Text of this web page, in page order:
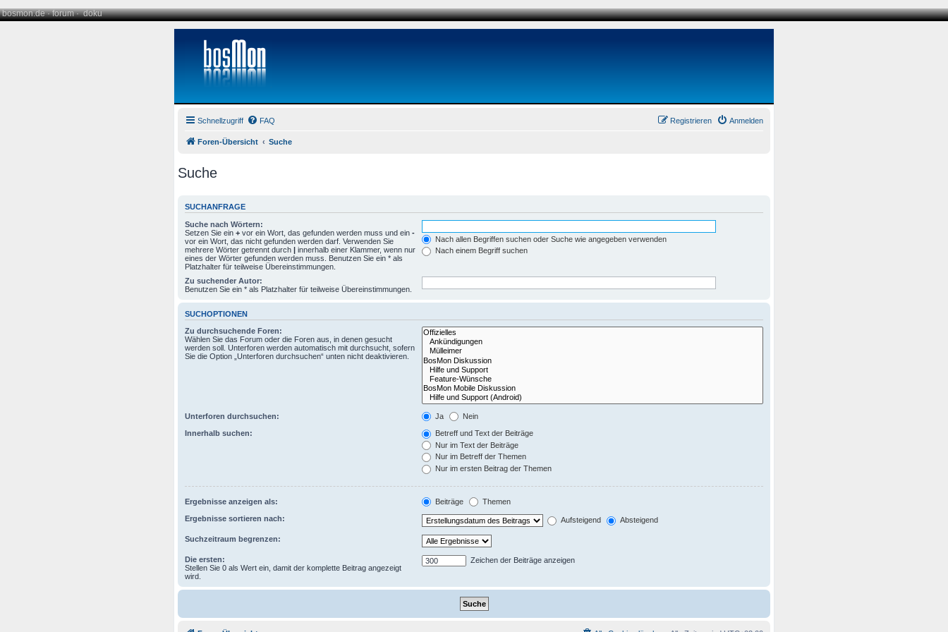
bosmon.de·forum·doku
Schnellzugriff FAQ Anmelden
Registrieren
Foren-Übersicht Suche
Suche
SUCHANFRAGE
Suche nach Wörtern:
Setzen Sie ein + vor ein Wort, das gefunden werden muss und ein -
vor ein Wort, das nicht gefunden werden darf. Verwenden Sie
mehrere Wörter getrennt durch | innerhalb einer Klammer, wenn nur
eines der Wörter gefunden werden muss. Benutzen Sie ein * als
Platzhalter für teilweise Übereinstimmungen.
Nach allen Begriffen suchen oder Suche wie angegeben verwenden
Nach einem Begriff suchen
Zu suchender Autor:
Benutzen Sie ein * als Platzhalter für teilweise Übereinstimmungen.
SUCHOPTIONEN
Zu durchsuchende Foren:
Wählen Sie das Forum oder die Foren aus, in denen gesucht
werden soll. Unterforen werden automatisch mit durchsucht, sofern
Sie die Option „Unterforen durchsuchen“ unten nicht deaktivieren.
Unterforen durchsuchen: Ja Nein
Innerhalb suchen:
Betreff und Text der Beiträge
Nur im Text der Beiträge
Nur im Betreff der Themen
Nur im ersten Beitrag der Themen
Ergebnisse anzeigen als: Beiträge Themen
Ergebnisse sortieren nach: Aufsteigend Absteigend
Suchzeitraum begrenzen:
Die ersten:
Stellen Sie 0 als Wert ein, damit der komplette Beitrag angezeigt
wird.
Zeichen der Beiträge anzeigen